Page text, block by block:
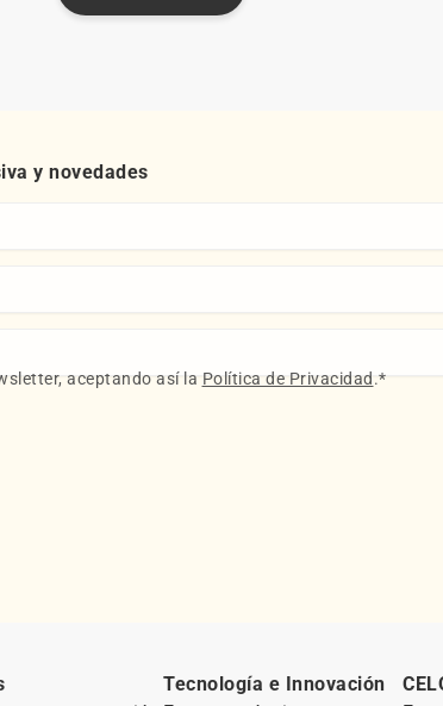
y novedades
aceptando así la Política de Privacidad .*
Tecnología e Innovación